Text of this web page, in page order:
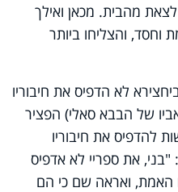
מהבית. מכאן ואילך
וחסד, והצליחו ביותר
לא הדפיס את חיבוריו
של הבבא סאלי) הפציר
להדפיס את חיבוריו
את ספריי לא אדפיס
האמת, ואראה שם כי הם